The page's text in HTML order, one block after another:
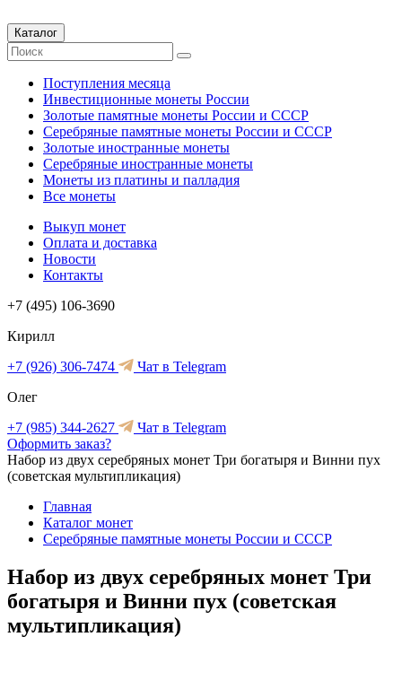
Каталог
Поступления месяца
Инвестиционные монеты России
Золотые памятные монеты России и СССР
Серебряные памятные монеты России и СССР
Золотые иностранные монеты
Серебряные иностранные монеты
Монеты из платины и палладия
Все монеты
Выкуп монет
Оплата и доставка
Новости
Контакты
+7 (495) 106-3690
Кирилл
+7 (926) 306-7474
Чат в Telegram
Олег
+7 (985) 344-2627
Чат в Telegram
Оформить заказ?
Набор из двух серебряных монет Три богатыря и Винни пух
(советская мультипликация)
Главная
Каталог монет
Серебряные памятные монеты России и СССР
Набор из двух серебряных монет Три
богатыря и Винни пух (советская
мультипликация)